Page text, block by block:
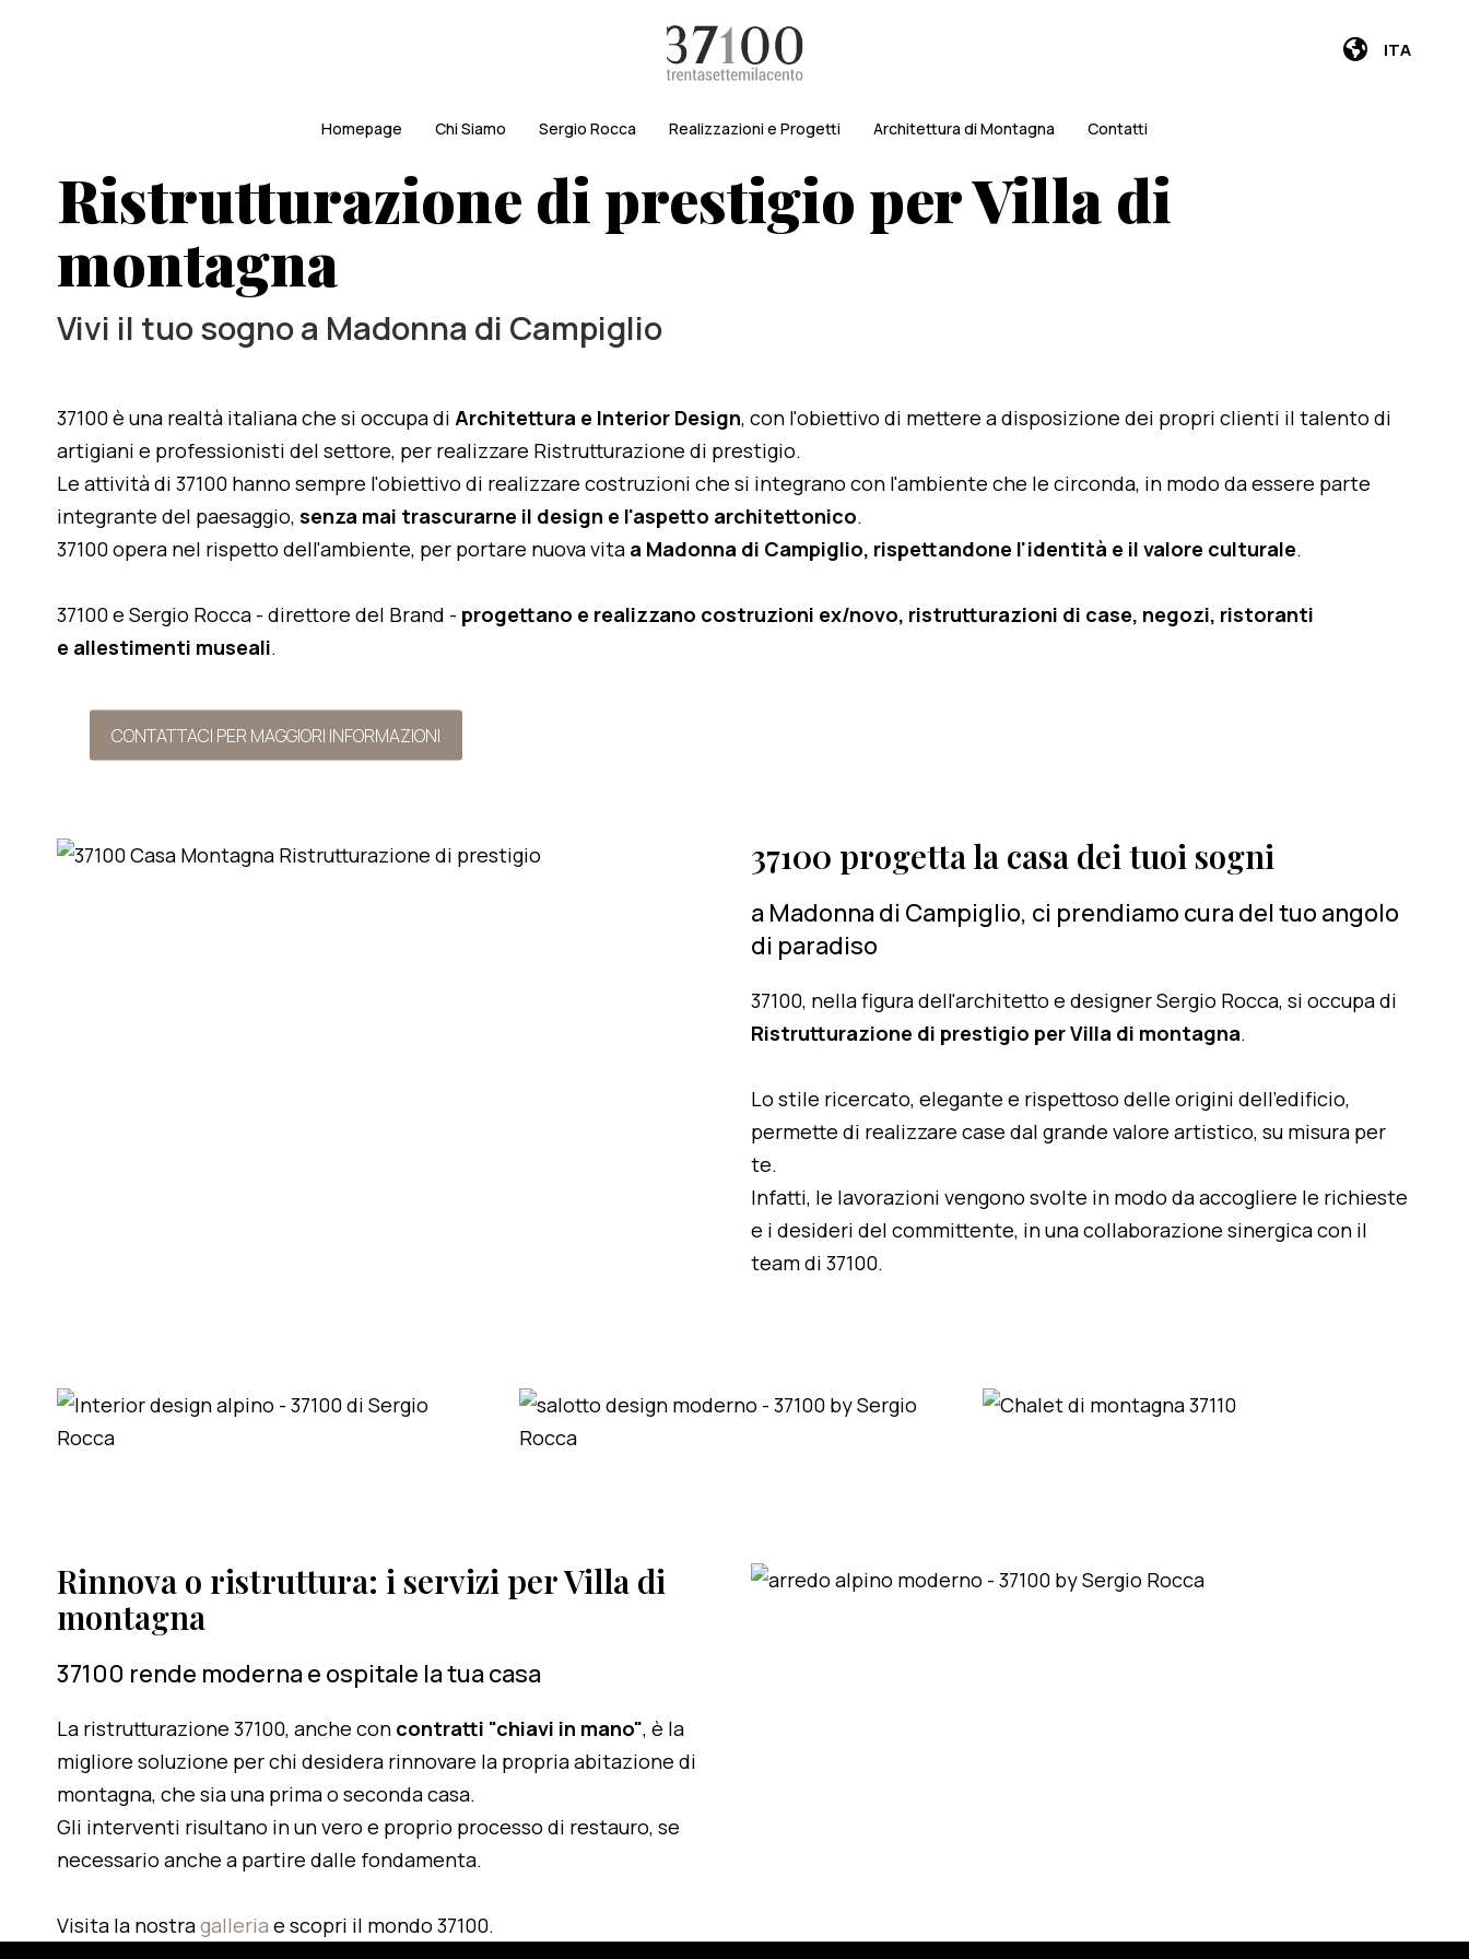
ITA
Homepage Chi Siamo Sergio Rocca Realizzazioni e Progetti Architettura di Montagna Contatti
Ristrutturazione di prestigio per Villa di
montagna
Vivi il tuo sogno a Madonna di Campiglio
37100 è una realtà italiana che si occupa di Architettura e Interior Design, con l'obiettivo di mettere a disposizione dei propri clienti il talento di
artigiani e professionisti del settore, per realizzare Ristrutturazione di prestigio.
Le attività di 37100 hanno sempre l'obiettivo di realizzare costruzioni che si integrano con l'ambiente che le circonda, in modo da essere parte
integrante del paesaggio, senza mai trascurarne il design e l'aspetto architettonico.
37100 opera nel rispetto dell'ambiente, per portare nuova vita a Madonna di Campiglio, rispettandone l'identità e il valore culturale.
37100 e Sergio Rocca - direttore del Brand - progettano e realizzano costruzioni ex/novo, ristrutturazioni di case, negozi, ristoranti
e allestimenti museali.
CONTATTACI PER MAGGIORI INFORMAZIONI
37100 progetta la casa dei tuoi sogni
a Madonna di Campiglio, ci prendiamo cura del tuo angolo
di paradiso
37100, nella figura dell'architetto e designer Sergio Rocca, si occupa di
Ristrutturazione di prestigio per Villa di montagna.
Lo stile ricercato, elegante e rispettoso delle origini dell'edificio,
permette di realizzare case dal grande valore artistico, su misura per
te.
Infatti, le lavorazioni vengono svolte in modo da accogliere le richieste
e i desideri del committente, in una collaborazione sinergica con il
team di 37100.
Rinnova o ristruttura: i servizi per Villa di
montagna
37100 rende moderna e ospitale la tua casa
La ristrutturazione 37100, anche con contratti "chiavi in mano", è la
migliore soluzione per chi desidera rinnovare la propria abitazione di
montagna, che sia una prima o seconda casa.
Gli interventi risultano in un vero e proprio processo di restauro, se
necessario anche a partire dalle fondamenta.
Visita la nostragalleria e scopri il mondo 37100.